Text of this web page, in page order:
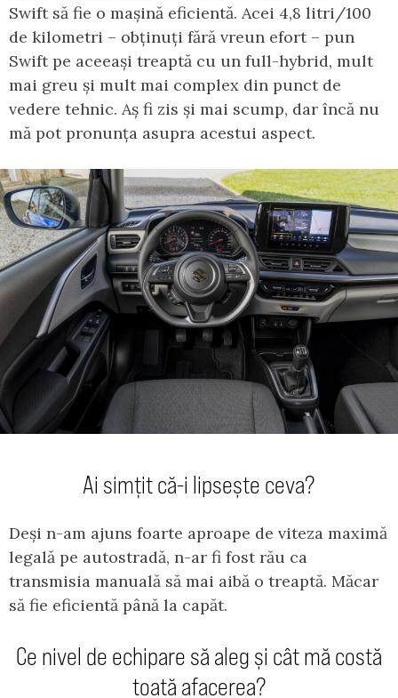
Swift să fie o mașină eficientă. Acei 4,8 litri/100
de kilometri – obținuți fără vreun efort – pun
Swift pe aceeași treaptă cu un full-hybrid, mult
mai greu și mult mai complex din punct de
vedere tehnic. Aș fi zis și mai scump, dar încă nu
mă pot pronunța asupra acestui aspect.
Ai simțit că-i lipsește ceva?
Deși n-am ajuns foarte aproape de viteza maximă
legală pe autostradă, n-ar fi fost rău ca
transmisia manuală să mai aibă o treaptă. Măcar
să fie eficientă până la capăt.
Ce nivel de echipare să aleg și cât mă costă
toată afacerea?